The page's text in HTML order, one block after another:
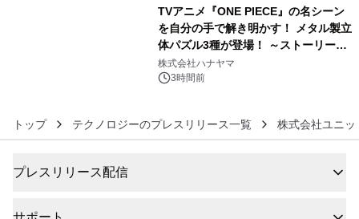
TVアニメ『ONE PIECE』の名シーン
を自分の手で解き明かす！ メタル製立
体パズル3種が登場！ ～ストーリーと
ギミックが融合した 大人の体験型パズ
ルが8月7日(金)12時より先行予約受付
株式会社ハナヤマ
3時間前
トップ テクノロジーのプレスリリース一覧 株式会社ユニッ
プレスリリース配信